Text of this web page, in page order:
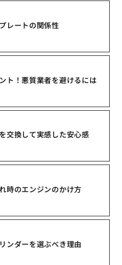
レートの関係性
ト！悪質業者を避けるには
交換して実感した安心感
時のエンジンのかけ方
ンダーを選ぶべき理由